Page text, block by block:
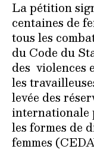
La pétition
centaines de
tous les
du Code du
des violences
les
levée des
internationale
les formes de
femmes